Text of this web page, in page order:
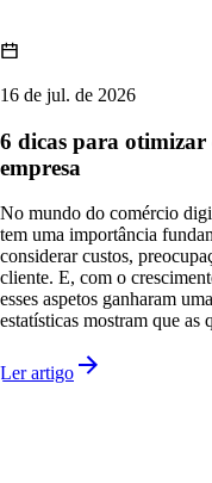
16 de jul. de 2026
6 dicas para otimizar
empresa
No mundo do comércio
tem uma importância
considerar custos,
cliente. E, com o
esses aspetos ganharam
estatísticas mostram que
Ler artigo